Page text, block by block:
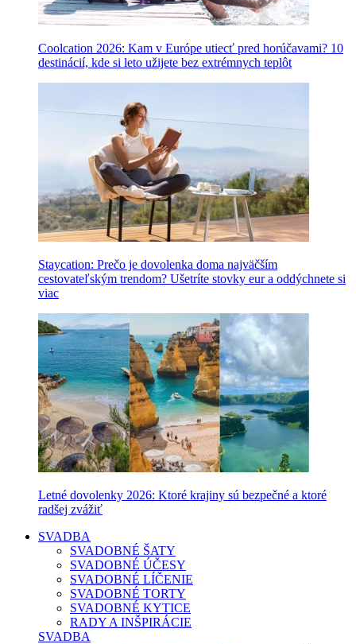
Coolcation 2026: Kam v Európe utiecť pred horúčavami? 10
destinácií, kde si leto užijete bez extrémnych teplôt
Staycation: Prečo je dovolenka doma najväčším
cestovateľským trendom? Ušetríte stovky eur a oddýchnete si
viac
Letné dovolenky 2026: Ktoré krajiny sú bezpečné a ktoré
radšej zvážiť
SVADBA
SVADOBNÉ ŠATY
SVADOBNÉ ÚČESY
SVADOBNÉ LÍČENIE
SVADOBNÉ TORTY
SVADOBNÉ KYTICE
RADY A INŠPIRÁCIE
SVADBA